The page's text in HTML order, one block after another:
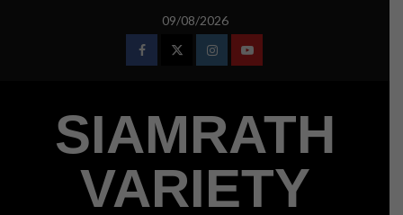
09/08/2026
FacebookTwitterInstagramYoutube
SIAMRATH
VARIETY